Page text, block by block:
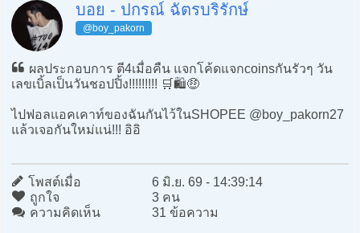
บอย - ปกรณ์ ฉัตรบริรักษ์
@boy_pakorn
ผลประกอบการ ตี4เมื่อคืน แจกโค้ดแจกcoinsกันรัวๆ วัน
เลขเบิ้ลเป็นวันชอปปิ้ง!!!!!!!!! 🛒🛍️🤑
ไปฟอลแอคเคาท์ของฉันกันไว้ในSHOPEE @boy_pakorn27
แล้วเจอกันใหม่แน่!!! อิอิ
โพสต์เมื่อ
6 มิ.ย. 69 - 14:39:14
ถูกใจ
3 คน
ความคิดเห็น
31 ข้อความ